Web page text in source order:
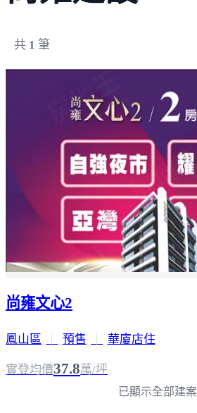
共 1 筆
尚雍文心2
鳳山區 預售 華廈店住
實登均價37.8萬/坪
已顯示全部建案